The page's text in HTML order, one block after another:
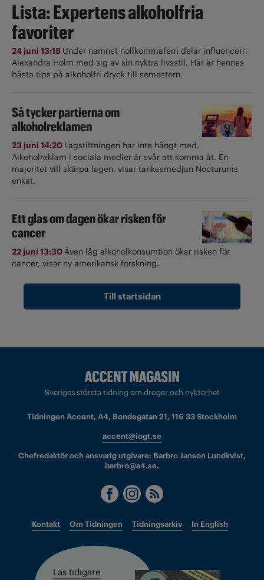
Lista: Expertens alkoholfria
favoriter
24 juni 13:18 Under namnet nollkommafem delar influencern
Alexandra Holm med sig av sin nyktra livsstil. Här är hennes
bästa tips på alkoholfri dryck till semestern.
Så tycker partierna om
alkoholreklamen
23 juni 14:20 Lagstiftningen har inte hängt med.
Alkoholreklam i sociala medier är svår att komma åt. En
majoritet vill skärpa lagen, visar tankesmedjan Nocturums
enkät.
Ett glas om dagen ökar risken för
cancer
22 juni 13:30Även låg alkoholkonsumtion ökar risken för
cancer, visar ny amerikansk forskning.
Till startsidan
Sveriges största tidning om droger och nykterhet
Tidningen Accent, A4, Bondegatan 21, 116 33 Stockholm
accent@iogt.se
Chefredaktör och ansvarig utgivare: Barbro Janson Lundkvist,
barbro@a4.se.
Kontakt Om Tidningen Tidningsarkiv In English
Läs tidigare